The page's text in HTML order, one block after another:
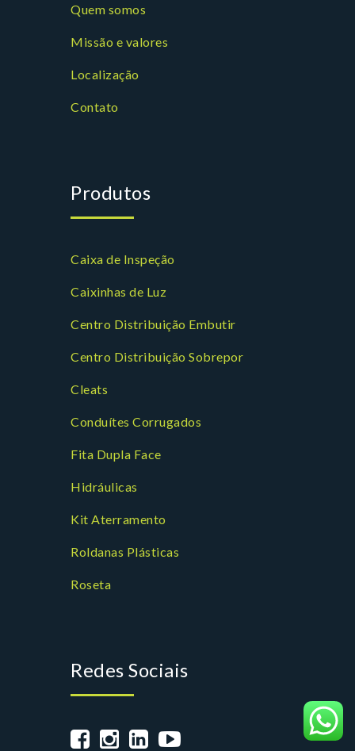
Quem somos
Missão e valores
Localização
Contato
Produtos
Caixa de Inspeção
Caixinhas de Luz
Centro Distribuição Embutir
Centro Distribuição Sobrepor
Cleats
Conduítes Corrugados
Fita Dupla Face
Hidráulicas
Kit Aterramento
Roldanas Plásticas
Roseta
Redes Sociais